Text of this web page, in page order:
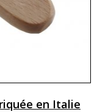
en Italie